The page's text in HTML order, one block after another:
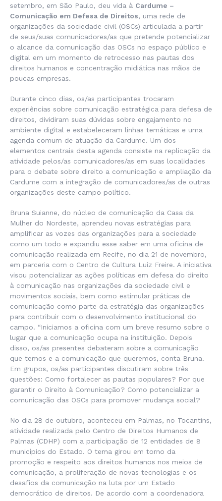
setembro, em São Paulo, deu vida à Cardume –
Comunicação em Defesa de Direitos, uma rede de
organizações da sociedade civil (OSCs) articulada a partir
de seus/suas comunicadores/as que pretende potencializar
o alcance da comunicação das OSCs no espaço público e
digital em um momento de retrocesso nas pautas dos
direitos humanos e concentração midiática nas mãos de
poucas empresas.
Durante cinco dias, os/as participantes trocaram
experiências sobre comunicação estratégica para defesa de
direitos, dividiram suas dúvidas sobre engajamento no
ambiente digital e estabeleceram linhas temáticas e uma
agenda comum de atuação da Cardume. Um dos
elementos centrais desta agenda consiste na replicação da
atividade pelos/as comunicadores/as em suas localidades
para o debate sobre direito a comunicação e ampliação da
Cardume com a integração de comunicadores/as de outras
organizações deste campo político.
Bruna Suianne, do núcleo de comunicação da Casa da
Mulher do Nordeste, aprendeu novas estratégias para
amplificar as vozes das organizações para a sociedade
como um todo e expandiu esse saber em uma oficina de
comunicação realizada em Recife, no dia 21 de novembro,
em parceria com o Centro de Cultura Luiz Freire. A iniciativa
visou potencializar as ações políticas em defesa do direito
à comunicação nas organizações da sociedade civil e
movimentos sociais, bem como estimular práticas de
comunicação como parte da estratégia das organizações
para contribuir com o desenvolvimento institucional do
campo. “Iniciamos a oficina com um breve resumo sobre o
lugar que a comunicação ocupa na instituição. Depois
disso, os/as presentes debateram sobre a comunicação
que temos e a comunicação que queremos, conta Bruna.
Em grupos, os/as participantes discutiram sobre três
questões: Como fortalecer as pautas populares? Por que
garantir o Direito à Comunicação? Como potencializar a
comunicação das OSCs para promover mudança social?
No dia 28 de outubro, aconteceu em Palmas, no Tocantins,
atividade realizada pelo Centro de Direitos Humanos de
Palmas (CDHP) com a participação de 12 entidades de 8
municípios do Estado. O tema girou em torno da
promoção e respeito aos direitos humanos nos meios de
comunicação, a proliferação de novas tecnologias e os
desafios da comunicação na luta por um Estado
democrático de direitos. De acordo com a coordenadora